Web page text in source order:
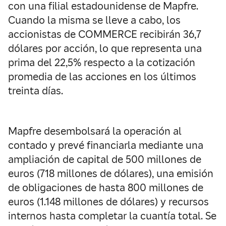
con una filial estadounidense de Mapfre.
Cuando la misma se lleve a cabo, los
accionistas de COMMERCE recibirán 36,7
dólares por acción, lo que representa una
prima del 22,5% respecto a la cotización
promedia de las acciones en los últimos
treinta días.
Mapfre desembolsará la operación al
contado y prevé financiarla mediante una
ampliación de capital de 500 millones de
euros (718 millones de dólares), una emisión
de obligaciones de hasta 800 millones de
euros (1.148 millones de dólares) y recursos
internos hasta completar la cuantía total. Se